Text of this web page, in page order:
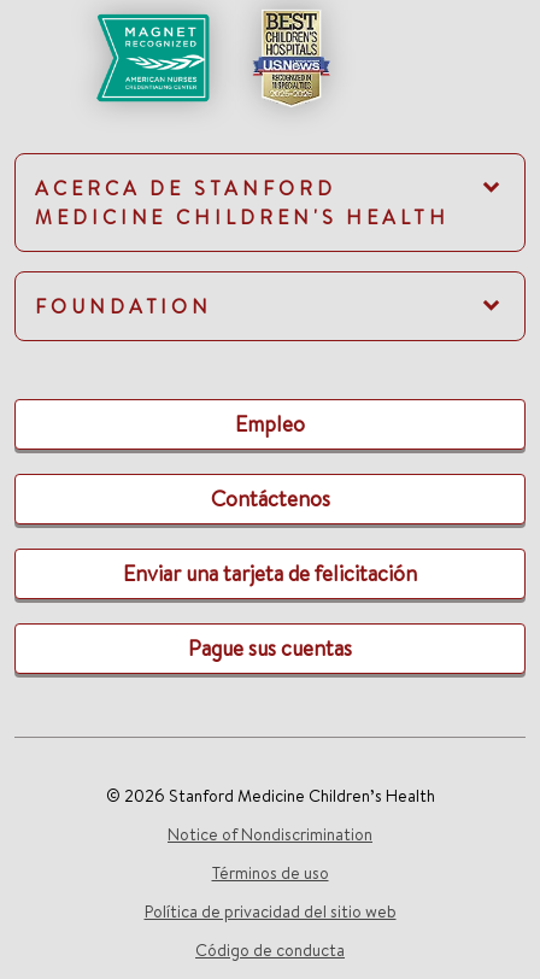
ACERCA DE STANFORD
MEDICINE CHILDREN'S HEALTH
FOUNDATION
Empleo
Contáctenos
Enviar una tarjeta de felicitación
Pague sus cuentas
© 2026 Stanford Medicine Children’s Health
Notice of Nondiscrimination
Términos de uso
Política de privacidad del sitio web
Código de conducta